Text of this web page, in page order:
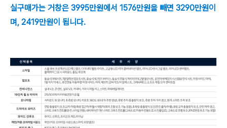
실구매가는 거창은 3995만원에서 1576만원을 빼면 3290만원이
며, 2419만원이 됩니다.